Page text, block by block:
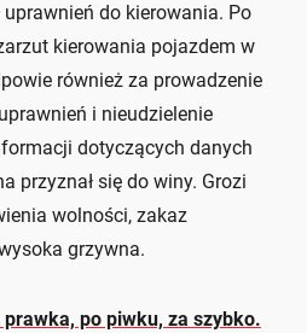
do kierowania. Po
kierowania pojazdem w
również za prowadzenie
i nieudzielenie
dotyczących danych
przyznał się do winy. Grozi
wolności, zakaz
grzywna.
prawka, po piwku, za szybko.